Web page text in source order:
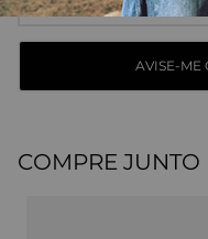
COMPRE JUNTO